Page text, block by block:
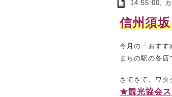
14:55:00,
信州須
今月の「おすす
まちの駅の各
さてさて、ワタ
★観光協会ス